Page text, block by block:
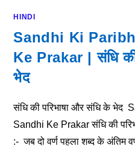
HINDI
Sandhi Ki
Ke Prakar | संधि
भेद
संधि की परिभाषा और संधि के
Sandhi Ke Prakar संधि की
:- जब दो वर्ण पहला शब्द के अंतिम